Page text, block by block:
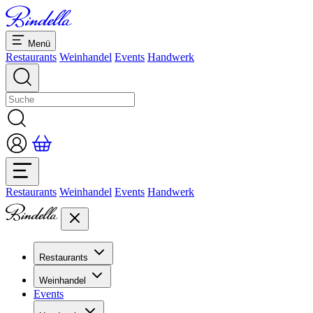
Menü
Restaurants Weinhandel Events Handwerk
Restaurants Weinhandel Events Handwerk
Restaurants
Übersicht Restaurants
Bankette & Events
Dolcezze
Weinhandel
Übersicht
Events